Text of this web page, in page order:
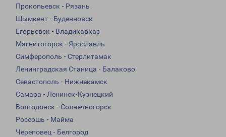
Прокопьевск - Рязань
Шымкент - Буденновск
Егорьевск - Владикавказ
Магнитогорск - Ярославль
Симферополь - Стерлитамак
Ленинградская Станица - Балаково
Севастополь - Нижнекамск
Самара - Ленинск-Кузнецкий
Волгодонск - Солнечногорск
Россошь - Майма
Череповец - Белгород